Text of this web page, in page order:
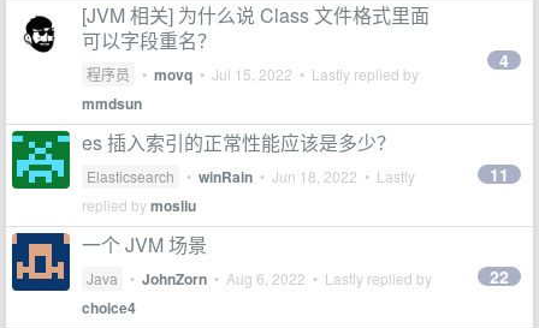
[JVM 相关] 为什么说 Class 文件格式里面
可以字段重名？
程序员 • movq • Jul 15, 2022 • Lastly replied by
mmdsun
4
es 插入索引的正常性能应该是多少？
Elasticsearch • winRain • Jun 18, 2022 • Lastly
replied bymosliu
11
一个 JVM 场景
Java • JohnZorn • Aug 6, 2022 • Lastly replied by
choice4
22